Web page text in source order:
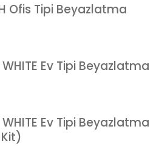
Ofis Tipi Beyazlatma
WHITE Ev Tipi Beyazlatma
WHITE Ev Tipi Beyazlatma